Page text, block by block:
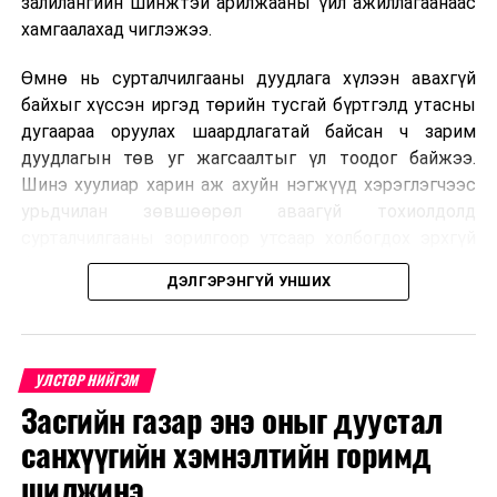
2026 оны 8 дугаар сарын 17–28-ны өдрүүдэд
байранд элсэлт, бүртгэл болон бусад аливаа
арга хэмжээ зохион байгуулахгүй болно.
хамгаалахад чиглэжээ.
Өмнө нь сурталчилгааны дуудлага хүлээн авахгүй
байхыг хүссэн иргэд төрийн тусгай бүртгэлд утасны
дугаараа оруулах шаардлагатай байсан ч зарим
дуудлагын төв уг жагсаалтыг үл тоодог байжээ.
Шинэ хуулиар харин аж ахуйн нэгжүүд хэрэглэгчээс
урьдчилан зөвшөөрөл аваагүй тохиолдолд
болно. Иргэн өгсөн зөвшөөрлөө хүссэн үедээ цуцлах
Францын эрх баригчдын тооцоолсноор тус улсын
иргэдийн дөрөвний гурав орчим нь долоо хоног бүр
дор хаяж нэг удаа хүсээгүй сурталчилгааны дуудлага
хүлээн авдаг бөгөөд олон хүн үүнээс ч олон
дуудлагад өртдөг байна. Хэрэглэгчийн эрхийг
хамгаалах 11 байгууллага 2024 онд хамтран
ДЭЛГЭРЭНГҮЙ УНШИХ
УЛСТӨР НИЙГЭМ
Засгийн газар энэ оныг дуустал
санхүүгийн хэмнэлтийн горимд